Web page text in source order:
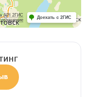
API 2ГИС
Доехать с 2ГИС